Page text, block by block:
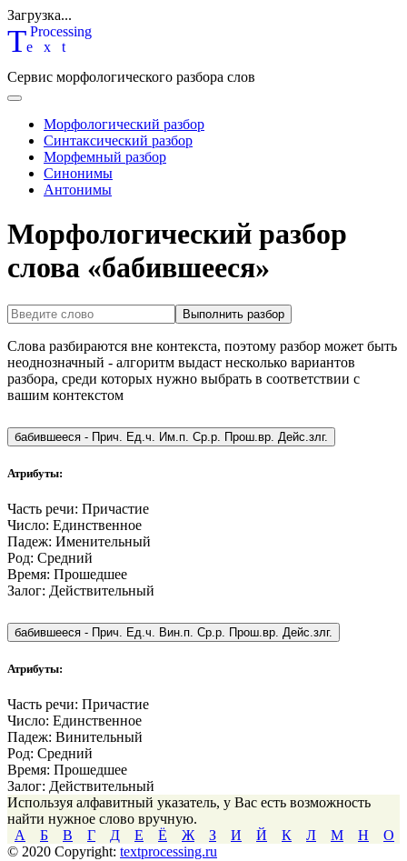
Загрузка...
Text
Processing
Сервис морфологического разбора слов
Морфологический разбор
Синтаксический разбор
Морфемный разбор
Синонимы
Антонимы
Морфологический разбор
слова «бабившееся»
Выполнить разбор
Слова разбираются вне контекста, поэтому разбор может быть
неоднозначный - алгоритм выдаст несколько вариантов
разбора, среди которых нужно выбрать в соответствии с
вашим контекстом
бабившееся - Прич. Ед.ч. Им.п. Ср.р. Прош.вр. Дейс.злг.
Атрибуты:
Часть речи: Причастие
Число: Единственное
Падеж: Именительный
Род: Средний
Время: Прошедшее
Залог: Действительный
бабившееся - Прич. Ед.ч. Вин.п. Ср.р. Прош.вр. Дейс.злг.
Атрибуты:
Часть речи: Причастие
Число: Единственное
Падеж: Винительный
Род: Средний
Время: Прошедшее
Залог: Действительный
Используя алфавитный указатель, у Вас есть возможность
найти нужное слово вручную.
А
Б В Г Д Е Ё Ж З И Й К Л М Н
О
© 2020 Copyright: textprocessing.ru